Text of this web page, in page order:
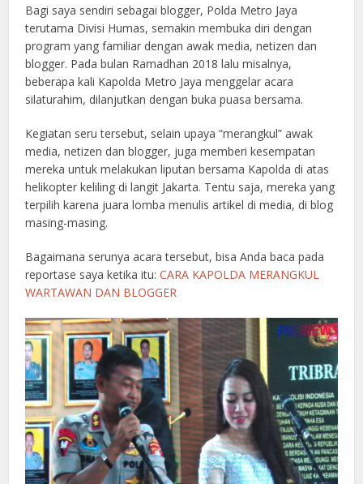
Bagi saya sendiri sebagai blogger, Polda Metro Jaya
terutama Divisi Humas, semakin membuka diri dengan
program yang familiar dengan awak media, netizen dan
blogger. Pada bulan Ramadhan 2018 lalu misalnya,
beberapa kali Kapolda Metro Jaya menggelar acara
silaturahim, dilanjutkan dengan buka puasa bersama.
Kegiatan seru tersebut, selain upaya “merangkul” awak
media, netizen dan blogger, juga memberi kesempatan
mereka untuk melakukan liputan bersama Kapolda di atas
helikopter keliling di langit Jakarta. Tentu saja, mereka yang
terpilih karena juara lomba menulis artikel di media, di blog
masing-masing.
Bagaimana serunya acara tersebut, bisa Anda baca pada
reportase saya ketika itu:CARA KAPOLDA MERANGKUL
WARTAWAN DAN BLOGGER